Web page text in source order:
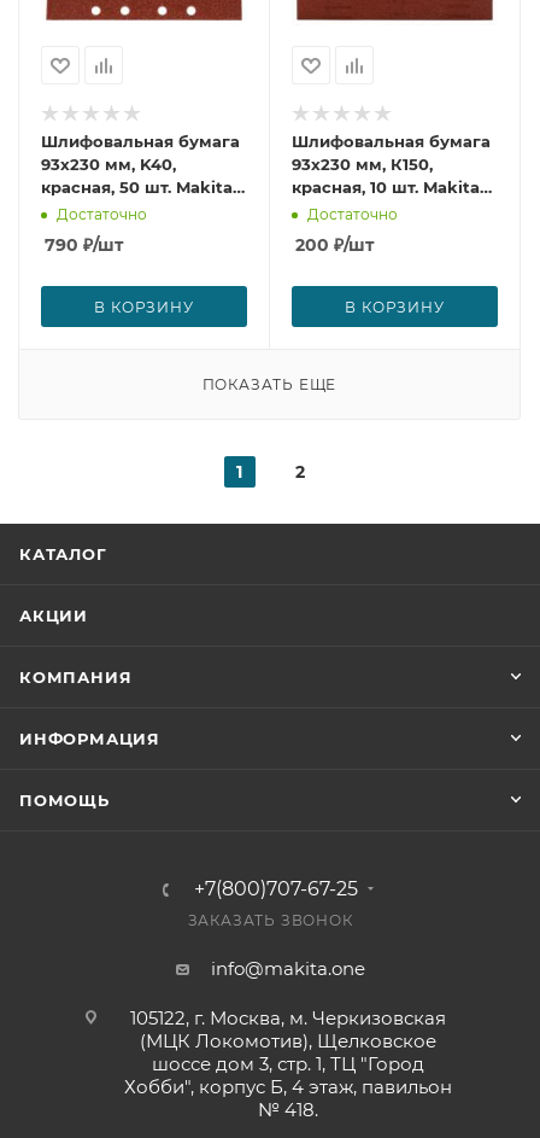
Шлифовальная бумага
93х230 мм, K40,
красная, 50 шт. Makita
P-36055
Достаточно
790 ₽/шт
В КОРЗИНУ
Шлифовальная бумага
93х230 мм, К150,
красная, 10 шт. Makita
P-32960
Достаточно
200 ₽/шт
В КОРЗИНУ
ПОКАЗАТЬ ЕЩЕ
1 2
КАТАЛОГ
АКЦИИ
КОМПАНИЯ
ИНФОРМАЦИЯ
ПОМОЩЬ
+7(800)707-67-25
ЗАКАЗАТЬ ЗВОНОК
info@makita.one
105122, г. Москва, м. Черкизовская
(МЦК Локомотив), Щелковское
шоссе дом 3, стр. 1, ТЦ "Город
Хобби", корпус Б, 4 этаж, павильон
№ 418.